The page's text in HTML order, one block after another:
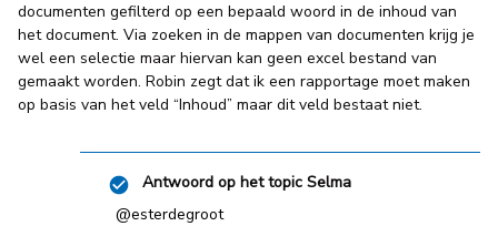
documenten gefilterd op een bepaald woord in de inhoud van
het document. Via zoeken in de mappen van documenten krijg je
wel een selectie maar hiervan kan geen excel bestand van
gemaakt worden. Robin zegt dat ik een rapportage moet maken
op basis van het veld “Inhoud” maar dit veld bestaat niet.
Antwoord op het topic Selma
@esterdegroot